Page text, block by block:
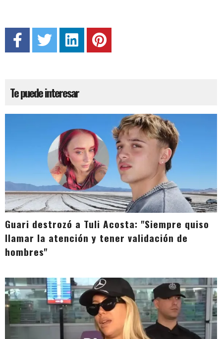
Te puede interesar
Guari destrozó a Tuli Acosta: "Siempre quiso
llamar la atención y tener validación de
hombres"